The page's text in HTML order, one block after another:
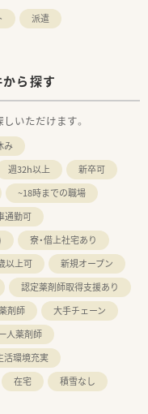
派遣
ら探す
いただけます。
み
週32h以上
新卒可
~18時までの職場
通勤可
寮・借上社宅あり
以上可
新規オープン
認定薬剤師取得支援あり
剤師
大手チェーン
人薬剤師
活環境充実
在宅
積雪なし